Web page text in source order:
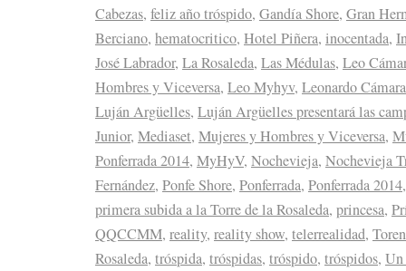
Cabezas, feliz año tróspido, Gandía Shore, Gran
Berciano, hematocritico, Hotel Piñera, inocentada,
José Labrador, La Rosaleda, Las Médulas, Leo
Hombres y Viceversa, Leo Myhyv, Leonardo Cámara
Luján Argüelles, Luján Argüelles presentará las
Junior, Mediaset, Mujeres y Hombres y Viceversa,
Ponferrada 2014, MyHyV, Nochevieja, Nochevieja
Fernández, Ponfe Shore, Ponferrada, Ponferrada 2014
primera subida a la Torre de la Rosaleda, princesa,
QQCCMM, reality, reality show, telerrealidad,
Rosaleda, tróspida, tróspidas, tróspido, tróspidos, Un